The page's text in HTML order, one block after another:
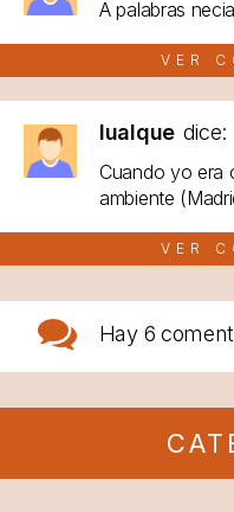
A palabras
VER
lualque dice:
Cuando yo era
ambiente
VER
Hay 6